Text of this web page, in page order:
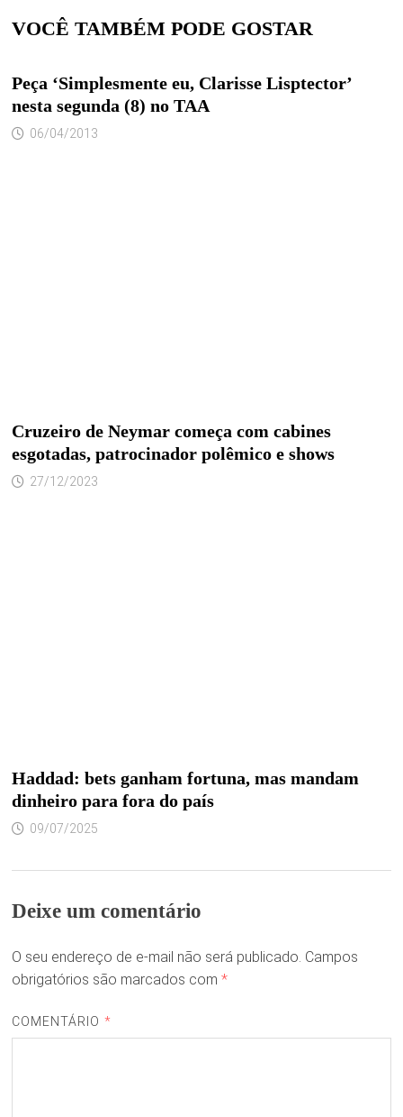
VOCÊ TAMBÉM PODE GOSTAR
Peça ‘Simplesmente eu, Clarisse Lisptector’
nesta segunda (8) no TAA
06/04/2013
Cruzeiro de Neymar começa com cabines
esgotadas, patrocinador polêmico e shows
27/12/2023
Haddad: bets ganham fortuna, mas mandam
dinheiro para fora do país
09/07/2025
Deixe um comentário
O seu endereço de e-mail não será publicado. Campos
obrigatórios são marcados com *
COMENTÁRIO *